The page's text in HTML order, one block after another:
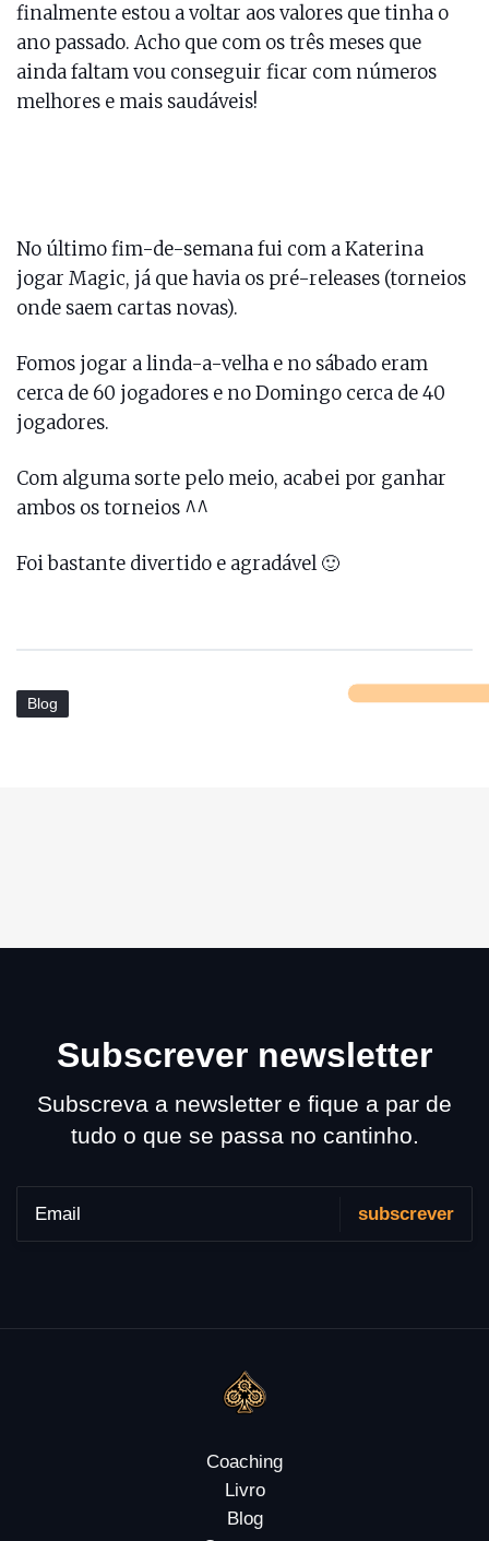
finalmente estou a voltar aos valores que tinha o
ano passado. Acho que com os três meses que
ainda faltam vou conseguir ficar com números
melhores e mais saudáveis!
No último fim-de-semana fui com a Katerina
jogar Magic, já que havia os pré-releases (torneios
onde saem cartas novas).
Fomos jogar a linda-a-velha e no sábado eram
cerca de 60 jogadores e no Domingo cerca de 40
jogadores.
Com alguma sorte pelo meio, acabei por ganhar
ambos os torneios ^^
Foi bastante divertido e agradável 🙂
Blog
Subscrever newsletter
Subscreva a newsletter e fique a par de
tudo o que se passa no cantinho.
Coaching
Livro
Blog